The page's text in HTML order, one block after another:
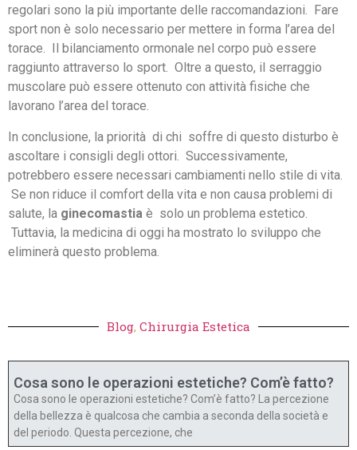
regolari sono la più importante delle raccomandazioni. Fare
sport non è solo necessario per mettere in forma l’area del
torace. Il bilanciamento ormonale nel corpo può essere
raggiunto attraverso lo sport. Oltre a questo, il serraggio
muscolare può essere ottenuto con attività fisiche che
lavorano l’area del torace.
In conclusione, la priorità di chi soffre di questo disturbo è
ascoltare i consigli degli ottori. Successivamente,
potrebbero essere necessari cambiamenti nello stile di vita.
Se non riduce il comfort della vita e non causa problemi di
salute, la ginecomastia è solo un problema estetico.
Tuttavia, la medicina di oggi ha mostrato lo sviluppo che
eliminerà questo problema.
Blog, Chirurgia Estetica
Cosa sono le operazioni estetiche? Com’è fatto?
Cosa sono le operazioni estetiche? Com’è fatto? La percezione
della bellezza è qualcosa che cambia a seconda della società e
del periodo. Questa percezione, che